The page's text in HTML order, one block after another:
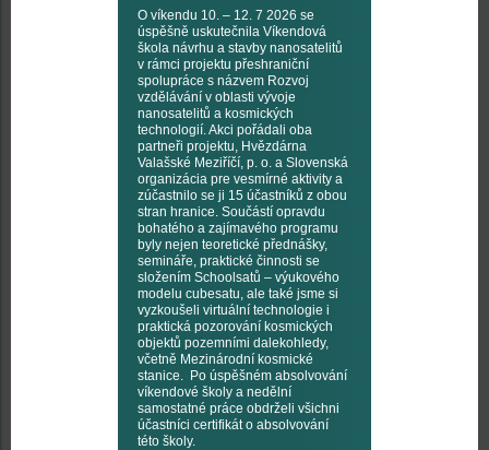
O víkendu 10. – 12. 7 2026 se
úspěšně uskutečnila Víkendová
škola návrhu a stavby nanosatelitů
v rámci projektu přeshraniční
spolupráce s názvem Rozvoj
vzdělávání v oblasti vývoje
nanosatelitů a kosmických
technologií. Akci pořádali oba
partneři projektu, Hvězdárna
Valašské Meziříčí, p. o. a Slovenská
organizácia pre vesmírné aktivity a
zúčastnilo se ji 15 účastníků z obou
stran hranice. Součástí opravdu
bohatého a zajímavého programu
byly nejen teoretické přednášky,
semináře, praktické činnosti se
složením Schoolsatů – výukového
modelu cubesatu, ale také jsme si
vyzkoušeli virtuální technologie i
praktická pozorování kosmických
objektů pozemními dalekohledy,
včetně Mezinárodní kosmické
stanice. Po úspěšném absolvování
víkendové školy a nedělní
samostatné práce obdrželi všichni
účastníci certifikát o absolvování
této školy.